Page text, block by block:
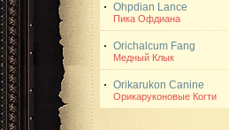
Ohpdian Lance
Пика Офдиана
Orichalcum Fang
Медный Клык
Orikarukon Canine
Орикаруконовые Когти